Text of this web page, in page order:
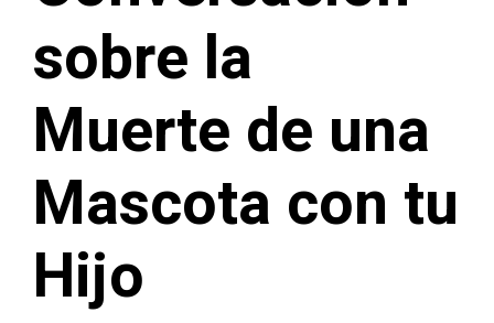
sobre la
Muerte de una
Mascota con tu
Hijo